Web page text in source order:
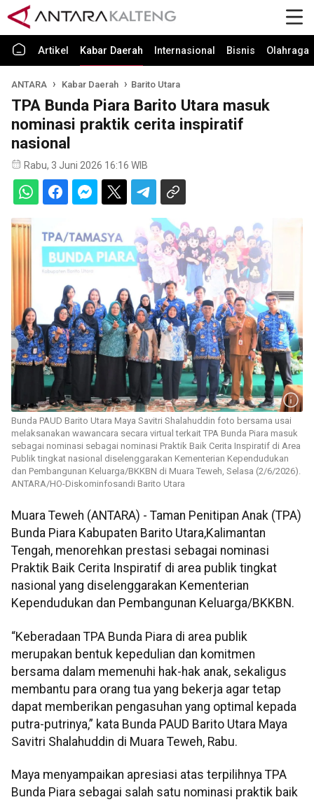
Artikel Kabar Daerah Internasional Bisnis Olahraga
ANTARA Kabar Daerah Barito Utara
TPA Bunda Piara Barito Utara masuk
nominasi praktik cerita inspiratif
nasional
Rabu, 3 Juni 2026 16:16 WIB
Bunda PAUD Barito Utara Maya Savitri Shalahuddin foto bersama usai
melaksanakan wawancara secara virtual terkait TPA Bunda Piara masuk
sebagai nominasi sebagai nominasi Praktik Baik Cerita Inspiratif di Area
Publik tingkat nasional diselenggarakan Kementerian Kependudukan
dan Pembangunan Keluarga/BKKBN di Muara Teweh, Selasa (2/6/2026).
ANTARA/HO-Diskominfosandi Barito Utara
Muara Teweh (ANTARA) - Taman Penitipan Anak (TPA)
Bunda Piara Kabupaten Barito Utara,Kalimantan
Tengah, menorehkan prestasi sebagai nominasi
Praktik Baik Cerita Inspiratif di area publik tingkat
nasional yang diselenggarakan Kementerian
Kependudukan dan Pembangunan Keluarga/BKKBN.
“Keberadaan TPA Bunda Piara di area publik
merupakan bentuk kepedulian dan komitmen
bersama dalam memenuhi hak-hak anak, sekaligus
membantu para orang tua yang bekerja agar tetap
dapat memberikan pengasuhan yang optimal kepada
putra-putrinya,” kata Bunda PAUD Barito Utara Maya
Savitri Shalahuddin di Muara Teweh, Rabu.
Maya menyampaikan apresiasi atas terpilihnya TPA
Bunda Piara sebagai salah satu nominasi praktik baik